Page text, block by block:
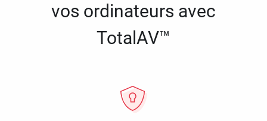
vos ordinateurs avec
TotalAV™